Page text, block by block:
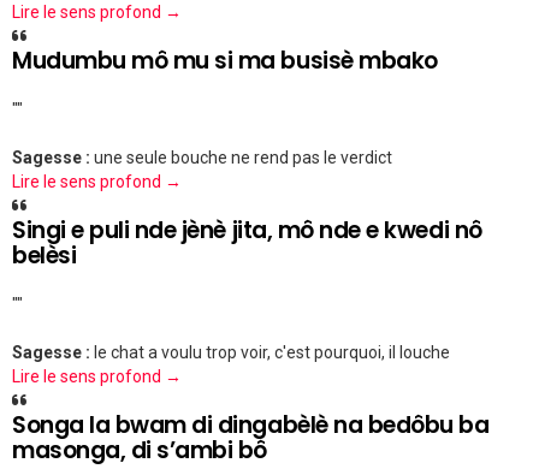
Lire le sens profond →
Mudumbu mô mu si ma busisè mbako
""
Sagesse : une seule bouche ne rend pas le verdict
Lire le sens profond →
Singi e puli nde jènè jita, mô nde e kwedi nô
belèsi
""
Sagesse : le chat a voulu trop voir, c'est pourquoi, il louche
Lire le sens profond →
Songa la bwam di dingabèlè na bedôbu ba
masonga, di s’ambi bô